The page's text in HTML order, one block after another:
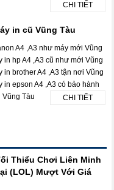
CHI TIẾT
in cũ Vũng Tàu
A4 ,A3 như máy mới Vũng
in hp A4 ,A3 cũ như mới Vũng
in brother A4 ,A3 tận nơi Vũng
in epson A4 ,A3 có bảo hành
Vũng Tàu
CHI TIẾT
Thiểu Chơi Liên Minh
(LOL) Mượt Với Giá